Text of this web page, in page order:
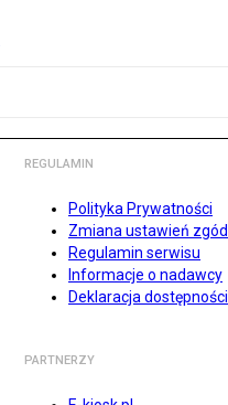
REGULAMIN
Polityka Prywatności
Zmiana ustawień zgód
Regulamin serwisu
Informacje o nadawcy
Deklaracja dostępności
PARTNERZY